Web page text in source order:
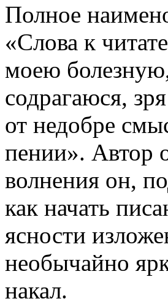
Полное
«Слова к
моею
содрагаюся,
от недобре
пении». Автор
волнения он,
как начать
ясности
необычайно
накал.